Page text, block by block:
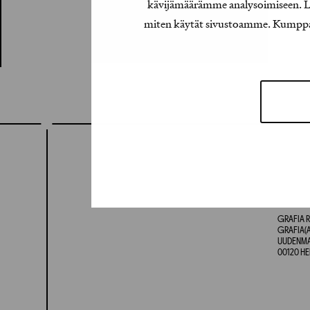
kävijämäärämme analysoimiseen.
miten käytät sivustoamme.
GRAFIA
00120